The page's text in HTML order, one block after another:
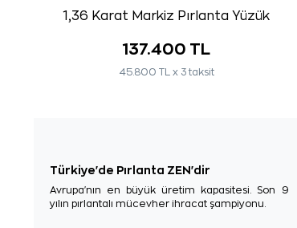
1,36 Karat Markiz Pırlanta Yüzük
137.400 TL
45.800 TL x 3 taksit
Türkiye'de Pırlanta ZEN'dir
Avrupa'nın en büyük üretim kapasitesi. Son 9
yılın pırlantalı mücevher ihracat şampiyonu.